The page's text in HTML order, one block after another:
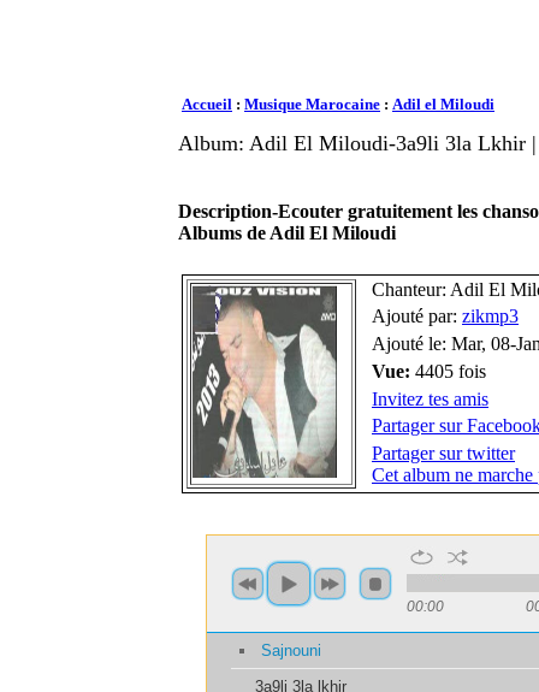
Accueil : Musique Marocaine : Adil el Miloudi
Album: Adil El Miloudi-3a9li 3la Lkhir
Description-Ecouter gratuitement les
Albums de Adil El Miloudi
Chanteur: Adil El
Ajouté par: zikmp3
Ajouté le: Mar, 08-
Vue: 4405 fois
Invitez tes amis
Partager sur
Partager sur twitter
Cet album ne marche